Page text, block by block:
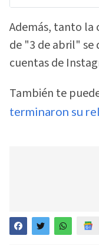
Además, tanto
de "3 de abril" se
cuentas de
También te
terminaron su